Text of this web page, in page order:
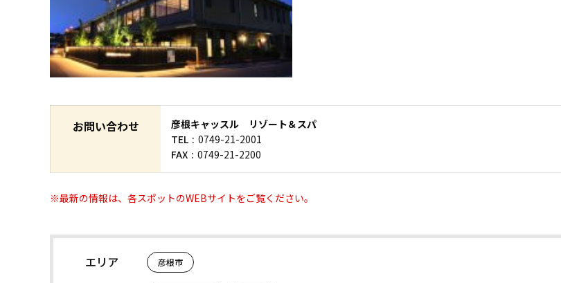
お問い合わせ
彦根キャッスル リゾート＆スパ
TEL
0749-21-2001
FAX
0749-21-2200
※最新の情報は、各スポットのWEBサイトをご覧ください。
エリア 彦根市